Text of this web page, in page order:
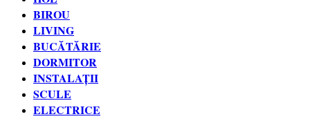
BIROU
LIVING
BUCĂTĂRIE
DORMITOR
INSTALAȚII
SCULE
ELECTRICE